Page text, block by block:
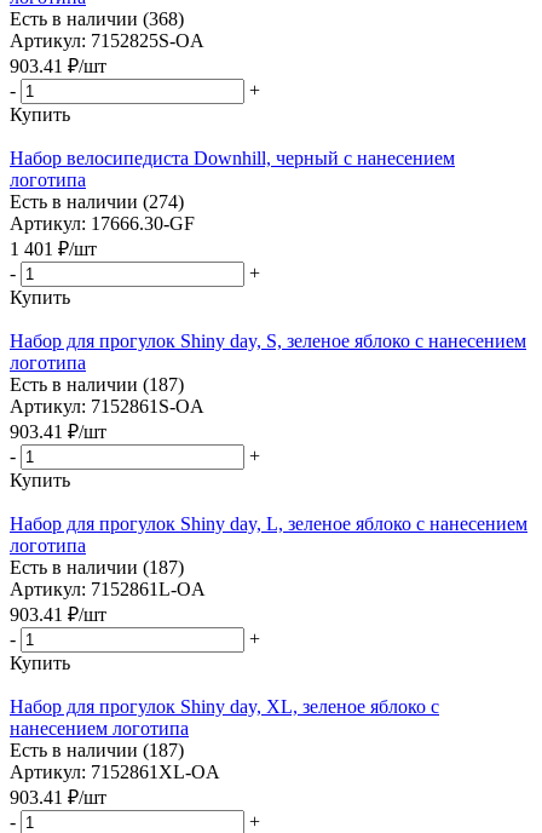
Есть в наличии (368)
Артикул: 7152825S-OA
903.41 ₽/шт
-
+
Купить
Набор велосипедиста Downhill, черный с нанесением
логотипа
Есть в наличии (274)
Артикул: 17666.30-GF
1 401 ₽/шт
-
+
Купить
Набор для прогулок Shiny day, S, зеленое яблоко с нанесением
логотипа
Есть в наличии (187)
Артикул: 7152861S-OA
903.41 ₽/шт
-
+
Купить
Набор для прогулок Shiny day, L, зеленое яблоко с нанесением
логотипа
Есть в наличии (187)
Артикул: 7152861L-OA
903.41 ₽/шт
-
+
Купить
Набор для прогулок Shiny day, XL, зеленое яблоко с
нанесением логотипа
Есть в наличии (187)
Артикул: 7152861XL-OA
903.41 ₽/шт
-
+